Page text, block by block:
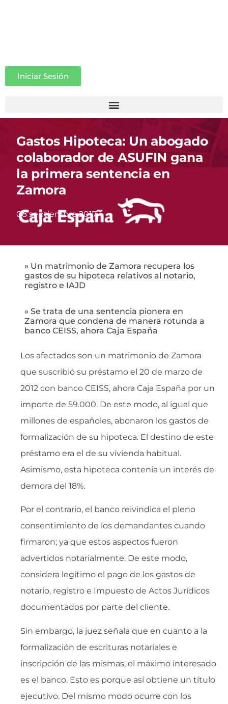
Iniciar Sesión
Gastos Hipoteca: Un abogado
colaborador de ASUFIN gana
la primera sentencia en
Zamora
08 septiembre 2017
» Un matrimonio de Zamora recupera los
gastos de su hipoteca relativos al notario,
registro e IAJD
» Se trata de una sentencia pionera en
Zamora que condena de manera rotunda a
banco CEISS, ahora Caja España
Los afectados son un matrimonio de Zamora
que suscribió su préstamo el 20 de marzo de
2012 con banco CEISS, ahora Caja España por un
importe de 59.000. De este modo, al igual que
millones de españoles, abonaron los gastos de
formalización de su hipoteca. El destino de este
préstamo era el de su vivienda habitual.
Asimismo, esta hipoteca contenía un interés de
demora del 18%.
Por el contrario, el banco reivindica el pleno
consentimiento de los demandantes cuando
firmaron; ya que estos aspectos fueron
advertidos notarialmente. De este modo,
considera legítimo el pago de los gastos de
notario, registro e Impuesto de Actos Jurídicos
documentados por parte del cliente.
Sin embargo, la juez señala que en cuanto a la
formalización de escrituras notariales e
inscripción de las mismas, el máximo interesado
es el banco. Esto es porque así obtiene un título
ejecutivo. Del mismo modo ocurre con los